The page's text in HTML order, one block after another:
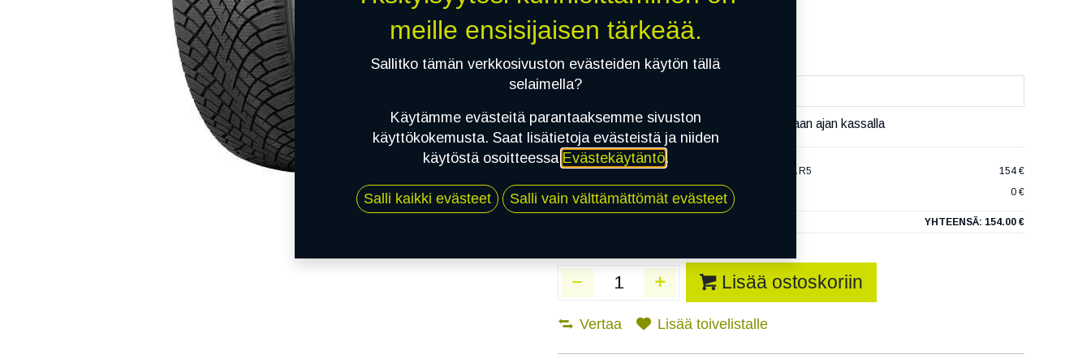
Asennuspalvelu
Mikäli valitset asennuksen, pääset varaamaan ajan kassalla
1X 185/65R15 88R NOKIAN TYRES HAKKAPELIITTA R5
154 €
EI ASENNUSTA
0 €
YHTEENSÄ: 154.00 €
Lisää ostoskoriin
Vertaa Lisää toivelistalle
meille ensisijaisen tärkeää.
Sallitko tämän verkkosivuston evästeiden käytön tällä
selaimella?
Käytämme evästeitä parantaaksemme sivuston
käyttökokemusta. Saat lisätietoja evästeistä ja niiden
käytöstä osoitteessa Evästekäytäntö.
Salli kaikki evästeet Salli vain välttämättömät evästeet